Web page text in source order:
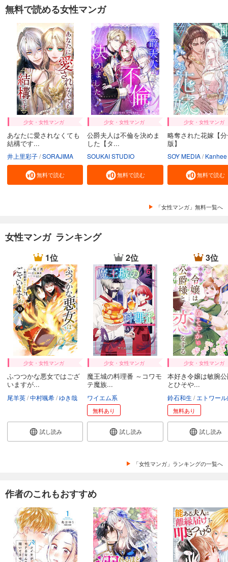
無料で読める女性マンガ
少女・女性マンガ
あなたに愛されなくても
結構です...
井上里彩子 SORAJIMA
無料で読む
少女・女性マンガ
公爵夫人は不倫を決めま
した【タ...
SOUKAI STUDIO
無料で読む
少女・女性マンガ
略奪された花嫁【
版】
SOY MEDIA Kanhee
無料で読む
「女性マンガ」無料一覧へ
女性マンガ ランキング
1位
少女・女性マンガ
ふつつかな悪女ではござ
いますが...
尾羊英 中村颯希 ゆき哉
試し読み
2位
少女・女性マンガ
魔王城の料理番 ～コワモ
テ魔族...
ワイエム系
無料あり
試し読み
3位
少女・女性マンガ
本好き令嬢は敏腕
とひそや...
鈴石和生 エトワール編
無料あり
試し読み
「女性マンガ」ランキングの一覧へ
作者のこれもおすすめ